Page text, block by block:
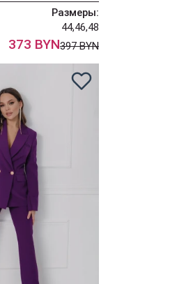
Размеры:
44,46,48
373 BYN397 BYN